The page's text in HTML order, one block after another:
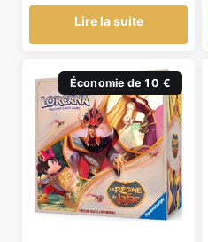
Lire la suite
Économie de 10 €